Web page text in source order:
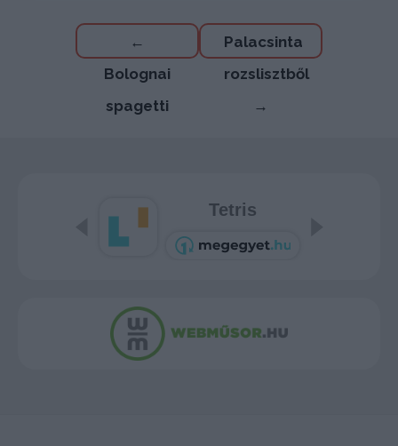
Bejegyzés
navigáció
←
Bolognai
spagetti
Palacsinta
rozslisztből
→
Tetris